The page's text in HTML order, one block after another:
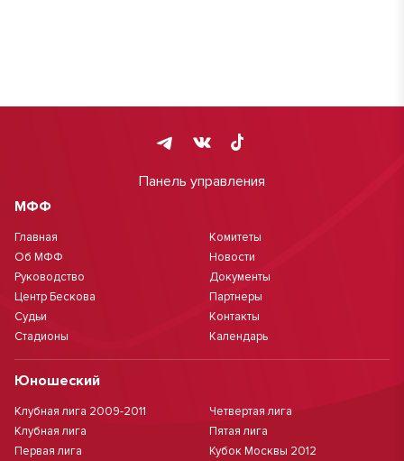
Панель управления
МФФ
Главная
Об МФФ
Руководство
Центр Бескова
Судьи
Стадионы
Комитеты
Новости
Документы
Партнеры
Контакты
Календарь
Юношеский
Клубная лига 2009-2011
Клубная лига
Первая лига
Четвертая лига
Пятая лига
Кубок Москвы 2012